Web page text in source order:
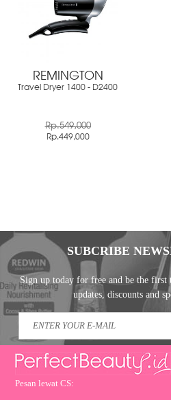
REMINGTON
Travel Dryer 1400 - D2400
Rp.549,000
Rp.449,000
SUBCRIBE
Sign up today for free and be the
updates, discounts and
Pesan lewat CS: